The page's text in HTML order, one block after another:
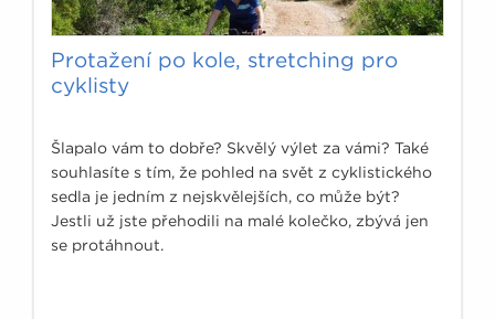
Protažení po kole, stretching pro
cyklisty
Šlapalo vám to dobře? Skvělý výlet za vámi? Také
souhlasíte s tím, že pohled na svět z cyklistického
sedla je jedním z nejskvělejších, co může být?
Jestli už jste přehodili na malé kolečko, zbývá jen
se protáhnout.